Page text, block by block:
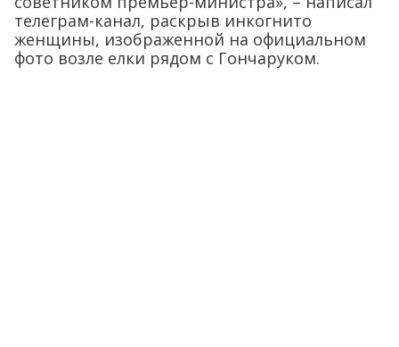
телеграм-канал, раскрыв инкогнито
женщины, изображенной на официальном
фото возле елки рядом с Гончаруком.